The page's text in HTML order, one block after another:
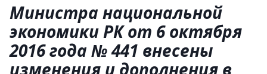
Министра национальной
экономики РК от 6 октября
2016 года № 441 внесены
изменения и дополнения в